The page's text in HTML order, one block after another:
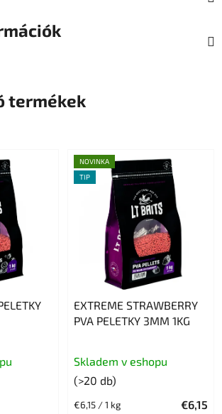
termékek
NOVINKA
TIP
EXTREME STRAWBERRY
PVA PELETKY 3MM 1KG
termék
értékelése
Skladem v eshopu
(>20 db)
€6,15
Egységár:
€6,15 / 1 kg